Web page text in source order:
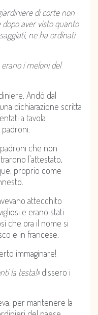
di corte non
aver visto quanto
ne ha ordinati
i meloni del
Andò dal
dichiarazione scritta
a tavola
che non
l’attestato,
proprio come
attecchito
e erano stati
che ora il nome si
e in francese.
immaginare!
la testa!»dissero i
per mantenere la